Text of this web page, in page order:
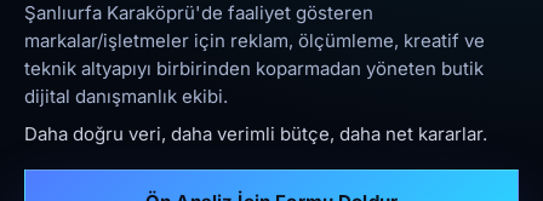
Şanlıurfa Karaköprü'de faaliyet gösteren
markalar/işletmeler için reklam, ölçümleme, kreatif ve
teknik altyapıyı birbirinden koparmadan yöneten butik
dijital danışmanlık ekibi.
Daha doğru veri, daha verimli bütçe, daha net kararlar.